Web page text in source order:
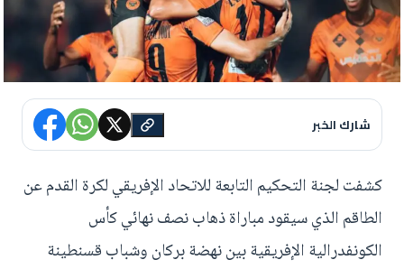
شارك الخبر
كشفت لجنة التحكيم التابعة للاتحاد الإفريقي لكرة القدم عن
الطاقم الذي سيقود مباراة ذهاب نصف نهائي كأس
الكونفدرالية الإفريقية بين نهضة بركان وشباب قسنطينة